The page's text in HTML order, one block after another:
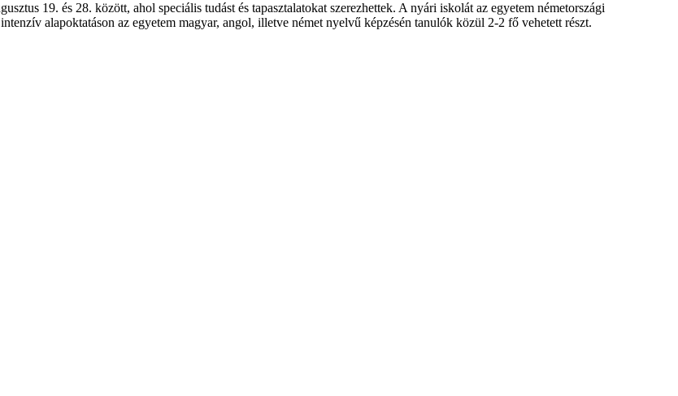
19. és 28. között, ahol speciális tudást és tapasztalatokat szerezhettek. A nyári iskolát az egyetem németországi
alapoktatáson az egyetem magyar, angol, illetve német nyelvű képzésén tanulók közül 2-2 fő vehetett részt.